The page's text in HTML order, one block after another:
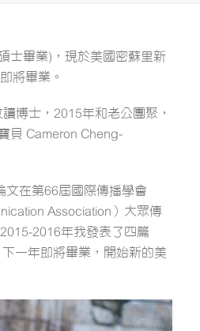
士畢業)，現於美國密蘇里新
將畢業。
博士，2015年和老公團聚，
貝 Cameron Cheng-
文在第66屆國際傳播學會
Association）大眾傳
2016年我發表了四篇
一年即將畢業，開始新的美